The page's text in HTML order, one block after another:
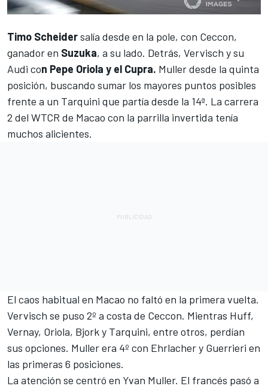
Timo Scheidersalía desde en la pole, con Ceccon,
ganador en Suzuka, a su lado. Detrás, Vervisch y su
Audi con Pepe Oriola y el Cupra. Muller desde la quinta
posición, buscando sumar los mayores puntos posibles
frente a un Tarquini que partía desde la 14ª. La carrera
2 del WTCR de Macao con la parrilla invertida tenía
muchos alicientes.
El caos habitual en Macao no faltó en la primera vuelta.
Vervisch se puso 2º a costa de Ceccon. Mientras Huff,
Vernay, Oriola, Bjork y Tarquini, entre otros, perdían
sus opciones. Muller era 4º con Ehrlacher y Guerrieri en
las primeras 6 posiciones.
La atención se centró en Yvan Muller. El francés pasó a